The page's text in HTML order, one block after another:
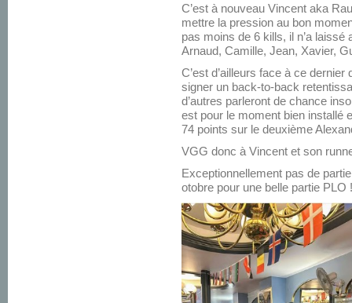
C’est à nouveau Vincent aka
mettre la pression au bon
pas moins de 6 kills, il n’a
Arnaud, Camille, Jean, Xavier,
C’est d’ailleurs face à ce dernier
signer un back-to-back
d’autres parleront de chance
est pour le moment bien installé
74 points sur le deuxième
VGG donc à Vincent et son
Exceptionnellement pas de
otobre pour une belle partie PLO